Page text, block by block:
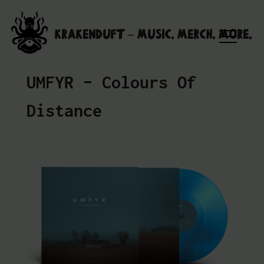
Skip
to
content
Krakenduft – MUSIC. MERCH. MORE.
UMFYR – Colours Of
Distance